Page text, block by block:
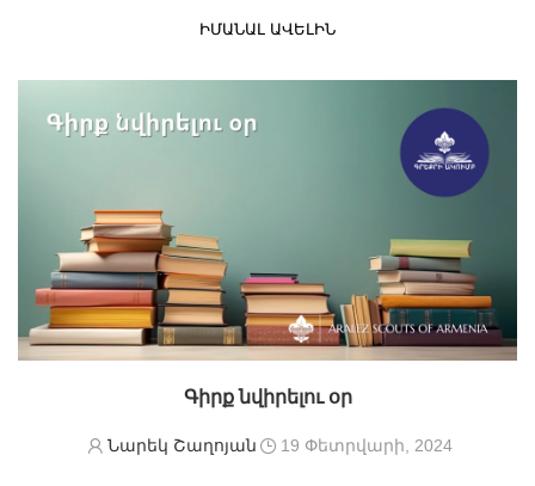
սահմանները կազմվում են արյունով,այս երկրի
չէ։
ԻՄԱՆԱԼ ԱՎԵԼԻՆ
Գիրք նվիրելու օր
Նարեկ Շաղոյան 19 Փետրվարի, 2024